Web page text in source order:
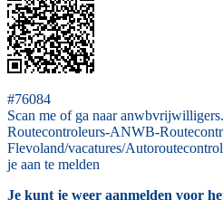
#76084
Scan me of ga naar
Routecontroleurs-ANWB-
Flevoland/vacatures/
je aan te melden
Je kunt je weer aanmelden voor